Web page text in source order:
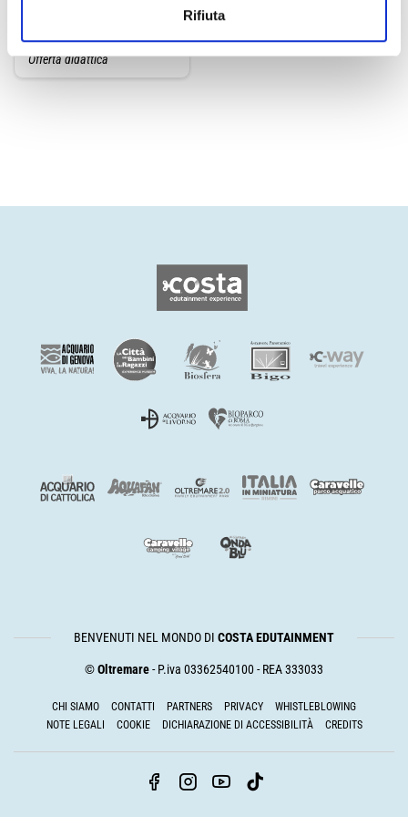
Rifiuta
PREC
Offerta didattica
BENVENUTI NEL MONDO DI COSTA EDUTAINMENT
©Oltremare- P.iva 03362540100 - REA 333033
CHI SIAMO CONTATTI PARTNERS PRIVACY
WHISTLEBLOWING
NOTE LEGALI
COOKIE DICHIARAZIONE DI ACCESSIBILITÀ CREDITS